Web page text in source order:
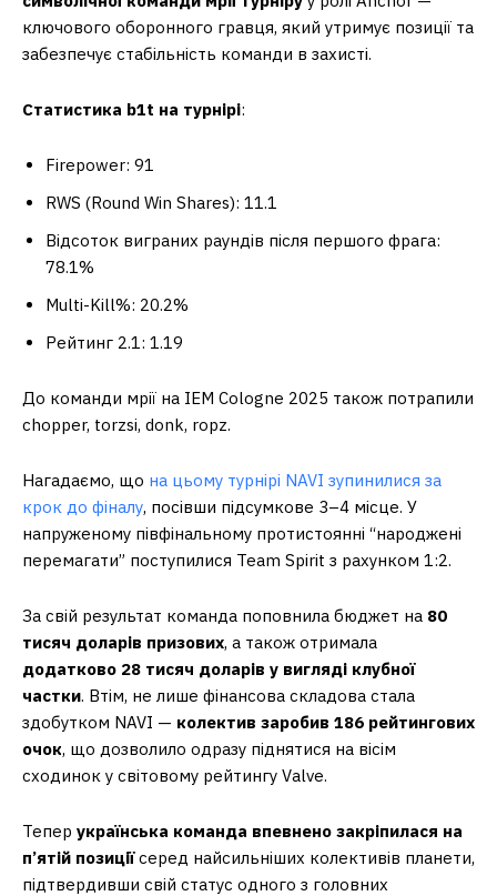
ключового оборонного гравця, який утримує позиції та
забезпечує стабільність команди в захисті.
Статистика b1t на турнірі:
Firepower: 91
RWS (Round Win Shares): 11.1
Відсоток виграних раундів після першого фрага:
78.1%
Multi-Kill%: 20.2%
Рейтинг 2.1: 1.19
До команди мрії на IEM Cologne 2025 також потрапили
chopper, torzsi, donk, ropz.
Нагадаємо, що на цьому турнірі NAVI зупинилися за
крок до фіналу, посівши підсумкове 3–4 місце. У
напруженому півфінальному протистоянні “народжені
перемагати” поступилися Team Spirit з рахунком 1:2.
За свій результат команда поповнила бюджет на 80
тисяч доларів призових, а також отримала
додатково 28 тисяч доларів у вигляді клубної
частки. Втім, не лише фінансова складова стала
здобутком NAVI — колектив заробив 186 рейтингових
очок, що дозволило одразу піднятися на вісім
сходинок у світовому рейтингу Valve.
Тепер українська команда впевнено закріпилася на
п’ятій позиціїсеред найсильніших колективів планети,
підтвердивши свій статус одного з головних